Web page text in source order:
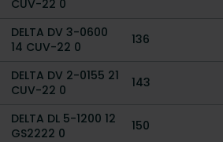
CUV-22 0
DELTA DV 3-0600
14 CUV-22 0
136
DELTA DV 2-0155 21
CUV-22 0
143
DELTA DL 5-1200 12
GS2222 0
150